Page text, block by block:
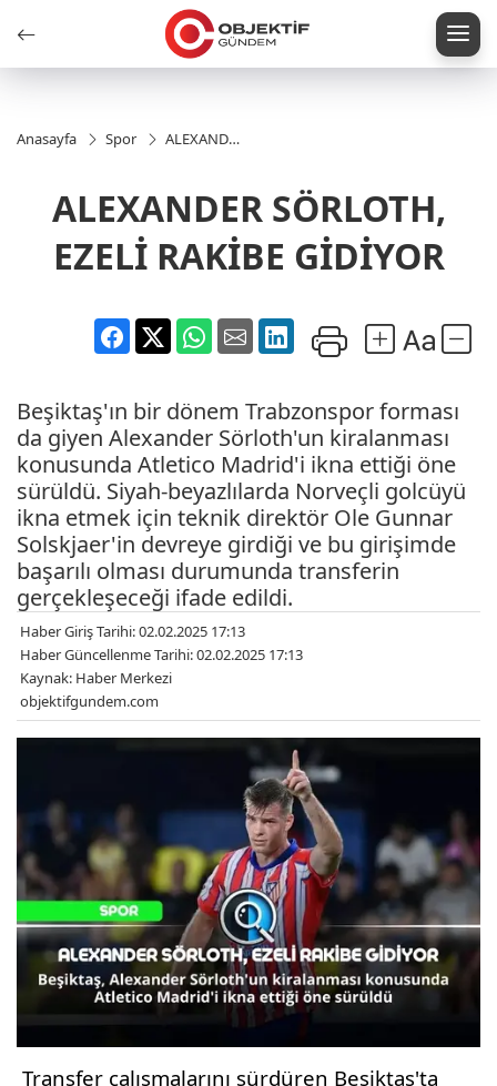
Anasayfa Spor
ALEXANDER
RAKİBE
GİDİYOR
ALEXANDER SÖRLOTH,
EZELİ RAKİBE GİDİYOR
Beşiktaş'ın bir dönem Trabzonspor forması
da giyen Alexander Sörloth'un kiralanması
konusunda Atletico Madrid'i ikna ettiği öne
sürüldü. Siyah-beyazlılarda Norveçli golcüyü
ikna etmek için teknik direktör Ole Gunnar
Solskjaer'in devreye girdiği ve bu girişimde
başarılı olması durumunda transferin
gerçekleşeceği ifade edildi.
Haber Giriş Tarihi: 02.02.2025 17:13
Haber Güncellenme Tarihi: 02.02.2025 17:13
Kaynak: Haber Merkezi
objektifgundem.com
Transfer çalışmalarını sürdüren Beşiktaş'ta